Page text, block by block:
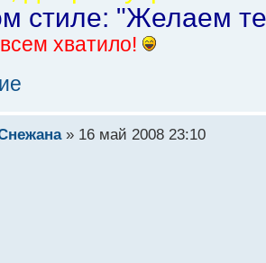
стиле: "Желаем
хватило!
» 16 май 2008 23:10